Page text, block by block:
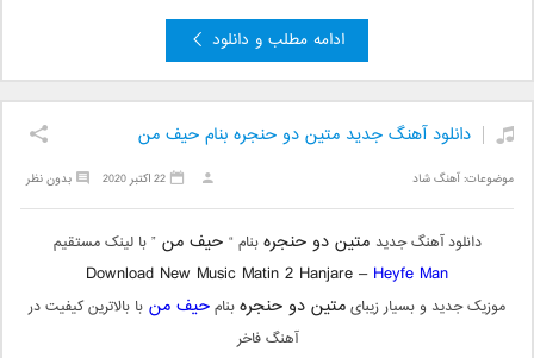
ادامه مطلب و دانلود
دانلود آهنگ جدید متین دو حنجره بنام حیف من
موضوعات:آهنگ شاد بدون نظر 22 اکتبر 2020
دانلود آهنگ جدید متین دو حنجرهبنام “ حیف من” با لینک مستقیم
Download New Music Matin 2 Hanjare – Heyfe Man
موزیک جدید و بسیار زیبایمتین دو حنجرهبنامحیف من با بالاترین کیفیت در
آهنگ فاخر